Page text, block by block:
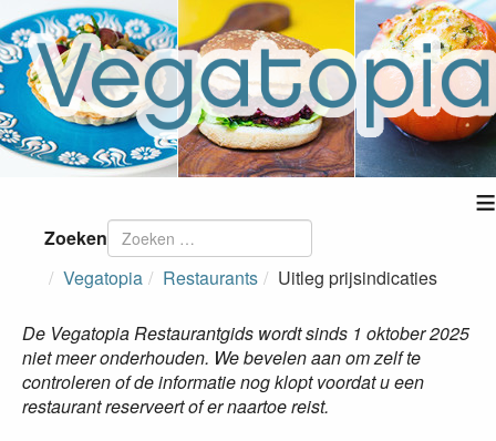
≡
Zoeken
Vegatopia
Restaurants Uitleg prijsindicaties
De Vegatopia Restaurantgids wordt sinds 1 oktober 2025
niet meer onderhouden. We bevelen aan om zelf te
controleren of de informatie nog klopt voordat u een
restaurant reserveert of er naartoe reist.